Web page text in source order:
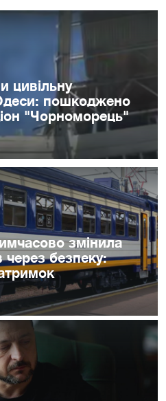
цивільну
пошкоджено
"Чорноморець"
змінила
через безпеку: